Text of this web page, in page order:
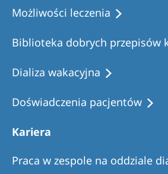
Możliwości leczenia
Biblioteka dobrych przepisów
Dializa wakacyjna
Doświadczenia pacjentów
Kariera
Praca w zespole na oddziale